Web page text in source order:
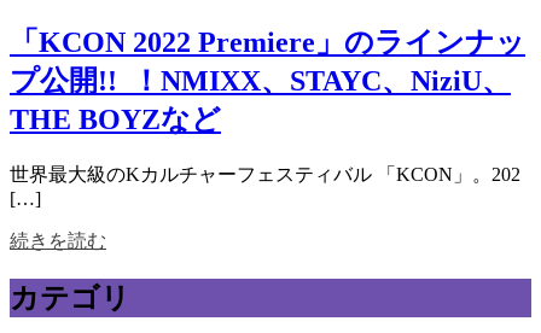
「KCON 2022 Premiere」のラインナッ
プ公開!! ！NMIXX、STAYC、NiziU、
THE BOYZなど
世界最大級のKカルチャーフェスティバル 「KCON」。202
[…]
続きを読む
カテゴリ